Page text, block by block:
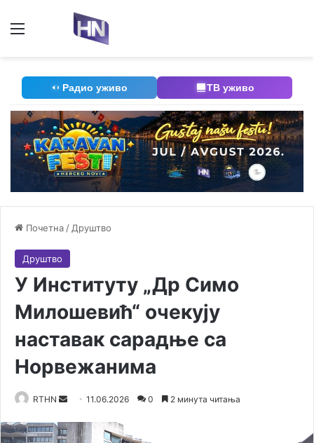
Радио уживо ТВ уживо
Почетна / Друштво
Друштво
У Институту „Др Симо
Милошевић“ очекују
наставак сарадње са
Норвежанима
RTHN
n
11.06.2026 0 2 минута читања